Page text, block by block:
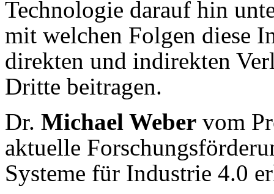
Technologie darauf hin
mit welchen Folgen diese
direkten und indirekten
Dritte beitragen.
Dr. Michael Weber vom
aktuelle
Systeme für Industrie 4.0